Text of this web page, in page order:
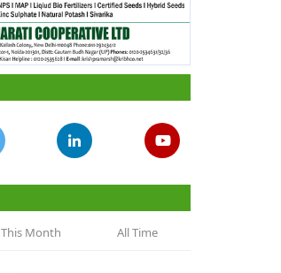
This Month All Time